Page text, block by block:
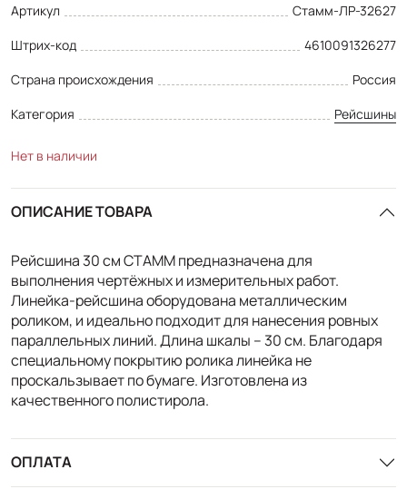
Артикул
Стамм-ЛР-32627
Штрих-код
4610091326277
Страна происхождения
Россия
Категория
Рейсшины
Нет в наличии
ОПИСАНИЕ ТОВАРА
Рейсшина 30 см СТАММ предназначена для
выполнения чертёжных и измерительных работ.
Линейка-рейсшина оборудована металлическим
роликом, и идеально подходит для нанесения ровных
параллельных линий. Длина шкалы – 30 см. Благодаря
специальному покрытию ролика линейка не
проскальзывает по бумаге. Изготовлена из
качественного полистирола.
ОПЛАТА